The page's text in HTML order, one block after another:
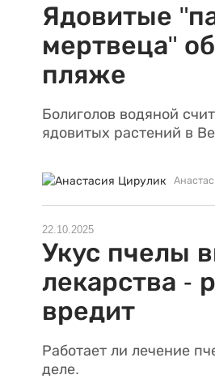
Ядовитые
мертвеца"
пляже
Болиголов водяной
ядовитых растений в
22.10.2025
Укус пчелы
лекарства -
вредит
Работает ли лечение
деле.